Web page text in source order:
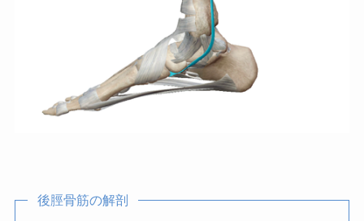
後脛骨筋の解剖